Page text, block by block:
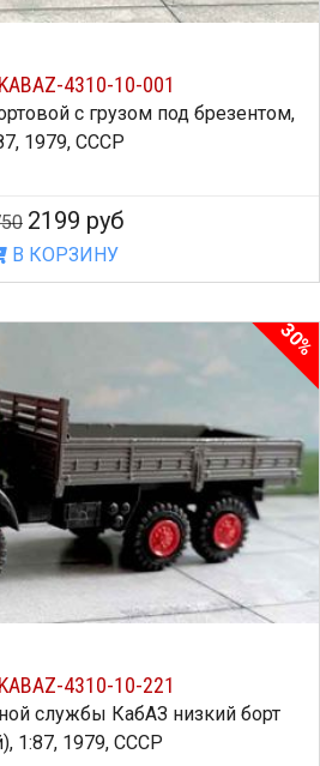
4310-10-001
с грузом под брезентом,
1979, СССР
2199 руб
В КОРЗИНУ
4310-10-221
службы КабАЗ низкий борт
1:87, 1979, СССР
30%